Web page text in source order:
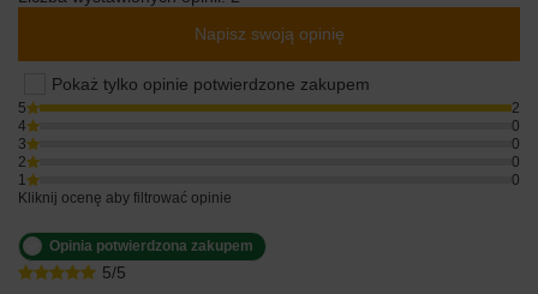
Napisz swoją opinię
Pokaż tylko opinie potwierdzone zakupem
5
2
4
0
3
0
2
0
1
0
Kliknij ocenę aby filtrować opinie
5/5
Opinia potwierdzona zakupem